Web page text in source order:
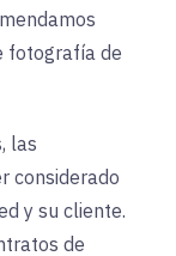
fotografía de
las
considerado
y su cliente.
de